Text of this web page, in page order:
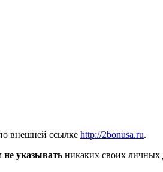
внешней ссылке http://2bonusa.ru.
не указывать никаких своих личных